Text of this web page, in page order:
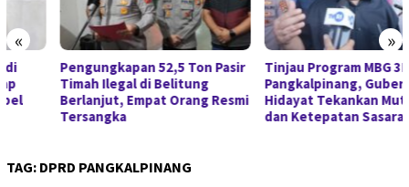
« »
Pengungkapan 52,5 Ton Pasir
Timah Ilegal di Belitung
Berlanjut, Empat Orang Resmi
Tersangka
Tinjau Program MBG 3B di
Pangkalpinang, Gubernur
Hidayat Tekankan Mutu Gizi
dan Ketepatan Sasaran
TAG: DPRD PANGKALPINANG